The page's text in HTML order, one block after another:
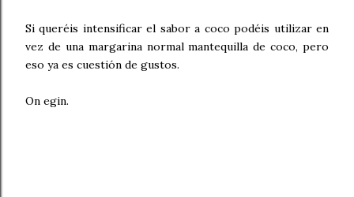
Si queréis intensificar el sabor a coco podéis utilizar en
vez de una margarina normal mantequilla de coco, pero
eso ya es cuestión de gustos.
On egin.